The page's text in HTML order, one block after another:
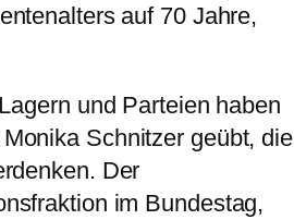
auf 70 Jahre,
und Parteien haben
Schnitzer geübt, die
Der
im Bundestag,